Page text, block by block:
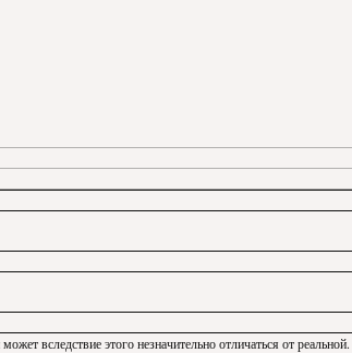
вследствие этого незначительно отличаться от